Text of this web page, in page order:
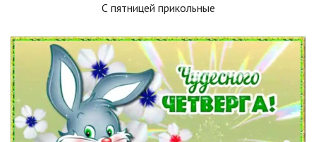
С пятницей прикольные